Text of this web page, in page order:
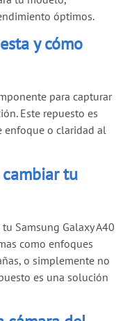
óptimos.
y cómo
para capturar
Este repuesto es
enfoque o claridad al
cambiar tu
Samsung Galaxy A40
como enfoques
o simplemente no
es una solución